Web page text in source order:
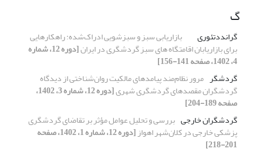
گ
گراندد‌تئوری بازاریابی سبز و سبزشویی ادراک‌شده: راهکارهایی
برای بازاریابان اقامتگاه های سبز گردشگری در ایران [دوره 12، شماره
4، 1402، صفحه 141-156]
گردشگر مرور نظام‌مند پیامدهای مالکیت روان‌شناختی از دیدگاه
گردشگران مقصدهای گردشگری شهری [دوره 12، شماره 3، 1402،
صفحه 189-204]
گردشگران خارجی بررسی و تحلیل عوامل مؤثر بر تقاضای گردشگری
پزشکی خارجی در کلان‌شهر اهواز [دوره 12، شماره 1، 1402، صفحه
201-218]